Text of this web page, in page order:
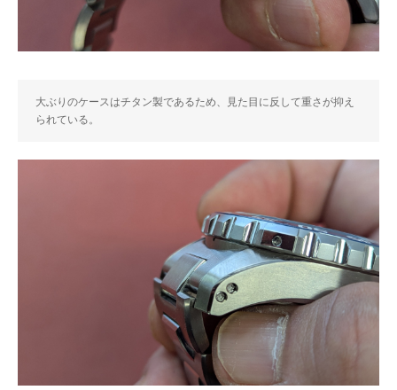
大ぶりのケースはチタン製であるため、見た目に反して重さが抑え
られている。